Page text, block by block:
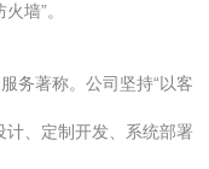
墙”。
务著称。公司坚持“以客
计、定制开发、系统部署